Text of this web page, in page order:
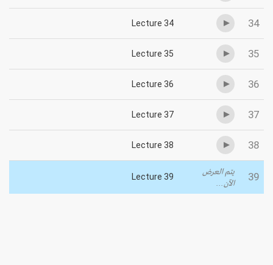
34
Lecture 34
35
Lecture 35
36
Lecture 36
37
Lecture 37
38
Lecture 38
39
يتم العرض
الآن...
Lecture 39